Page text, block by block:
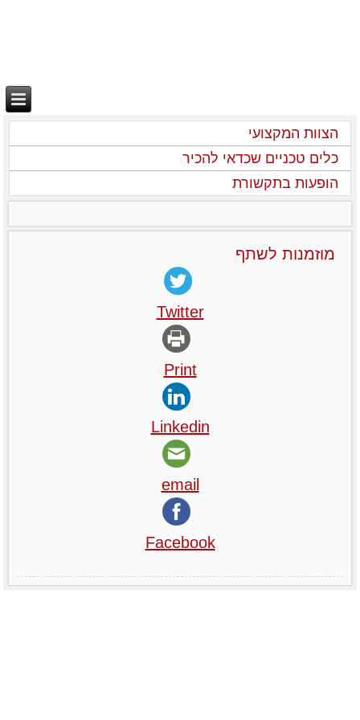
הצוות המקצועי
כלים טכניים שכדאי להכיר
הופעות בתקשורת
מוזמנות לשתף
Twitter
Print
Linkedin
email
Facebook